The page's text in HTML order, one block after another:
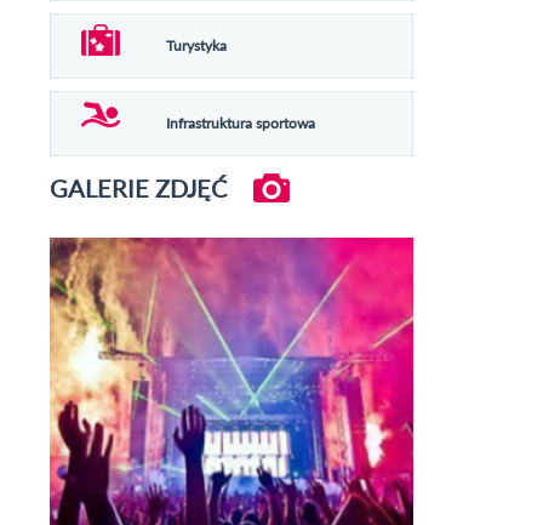
Turystyka
Infrastruktura sportowa
GALERIE ZDJĘĆ